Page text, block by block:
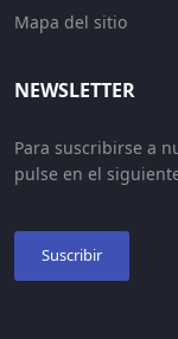
Mapa del sitio
NEWSLETTER
Para suscribirse a
pulse en el
Suscribir